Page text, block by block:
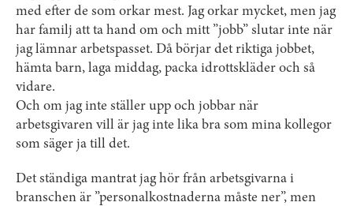
med efter de som orkar mest. Jag orkar mycket, men jag
har familj att ta hand om och mitt ”jobb” slutar inte när
jag lämnar arbetspasset. Då börjar det riktiga jobbet,
hämta barn, laga middag, packa idrottskläder och så
vidare.
Och om jag inte ställer upp och jobbar när
arbetsgivaren vill är jag inte lika bra som mina kollegor
som säger ja till det.
Det ständiga mantrat jag hör från arbetsgivarna i
branschen är ”personalkostnaderna måste ner”, men